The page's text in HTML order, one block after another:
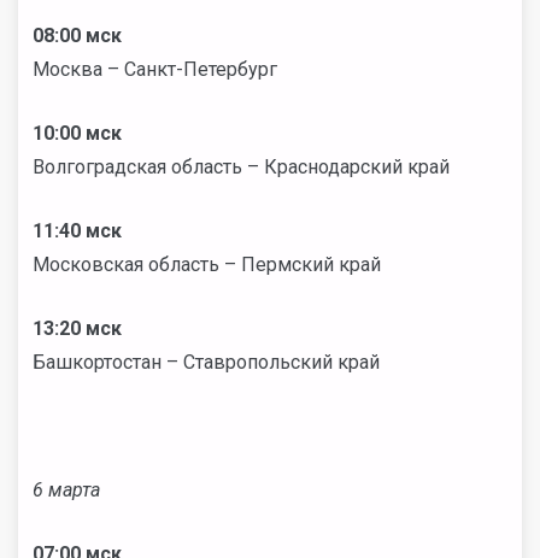
08:00 мск
Москва – Санкт-Петербург
10:00 мск
Волгоградская область – Краснодарский край
11:40 мск
Московская область – Пермский край
13:20 мск
Башкортостан – Ставропольский край
6 марта